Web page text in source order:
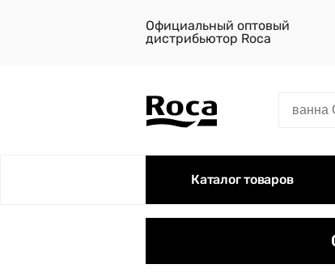
Официальный оптовый
дистрибьютор Roca
Каталог товаров